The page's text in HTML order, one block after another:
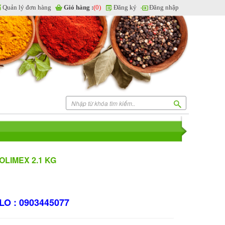
Quản lý đơn hàng Giỏ hàng :(0) Đăng ký Đăng nhập
2.1 KG
: 0903445077